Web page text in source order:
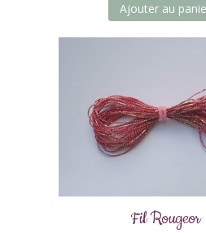
Ajouter au
Fil Rougeor